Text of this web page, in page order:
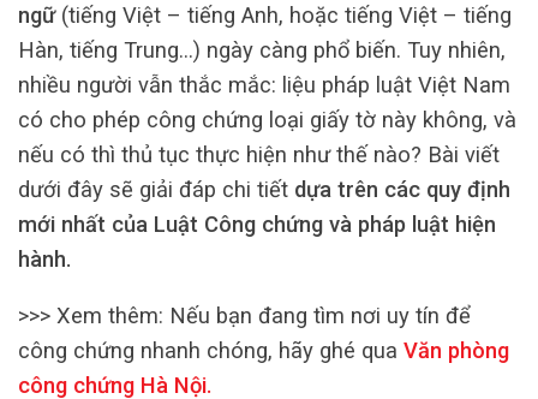
ngữ(tiếng Việt – tiếng Anh, hoặc tiếng Việt – tiếng
Hàn, tiếng Trung…) ngày càng phổ biến. Tuy nhiên,
nhiều người vẫn thắc mắc: liệu pháp luật Việt Nam
có cho phép công chứng loại giấy tờ này không, và
nếu có thì thủ tục thực hiện như thế nào? Bài viết
dưới đây sẽ giải đáp chi tiết dựa trên các quy định
mới nhất của Luật Công chứng và pháp luật hiện
hành.
>>> Xem thêm: Nếu bạn đang tìm nơi uy tín để
công chứng nhanh chóng, hãy ghé qua Văn phòng
công chứng Hà Nội.